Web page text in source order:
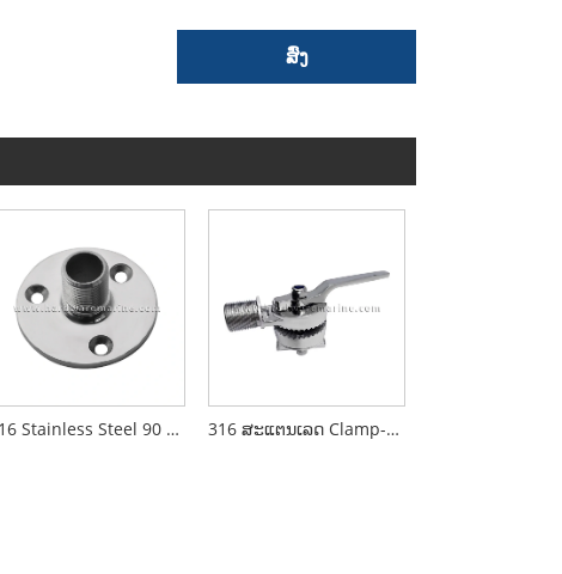
ສົ່ງ
316 Stainless Steel 90 Degree Fixed Marine Antenna Base 316 ສະແຕນເລດ Clamp-on Antenna Base